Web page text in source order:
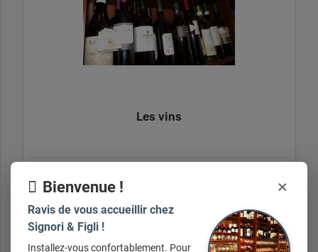
Les vins
+ d'infos sur demande
Bienvenue ! ×
Ravis de vous accueillir chez
Signori & Figli !
Installez-vous confortablement. Pour